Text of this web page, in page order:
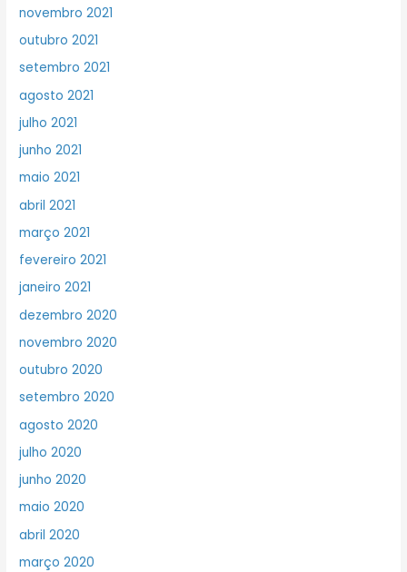
novembro 2021
outubro 2021
setembro 2021
agosto 2021
julho 2021
junho 2021
maio 2021
abril 2021
março 2021
fevereiro 2021
janeiro 2021
dezembro 2020
novembro 2020
outubro 2020
setembro 2020
agosto 2020
julho 2020
junho 2020
maio 2020
abril 2020
março 2020